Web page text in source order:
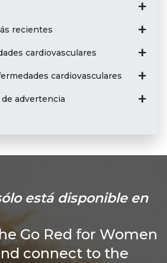
recientes
cardiovasculares
cardiovasculares
advertencia
está disponible en
Go Red for Women
connect to the